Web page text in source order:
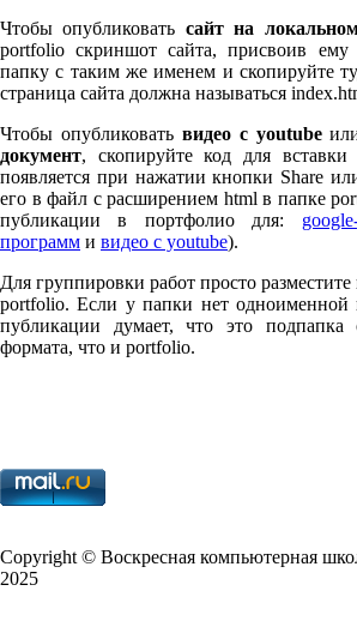
Чтобы опубликовать сайт на
port­fo­lio скриншот сайта, присвоив ему
папку с таким же именем и скопируйте
страница сайта должна называться
Чтобы опубликовать видео с youtube
документ, скопируйте код для
появляется при нажатии кнопки Share
его в файл с расширением html в папке
публикации в портфолио для:
программ и видео с youtube).
Для группировки работ просто
port­fo­lio. Если у папки нет одноименной
публикации думает, что это
формата, что и port­fo­lio.
Copy­right © Воскресная компьютерная
2025